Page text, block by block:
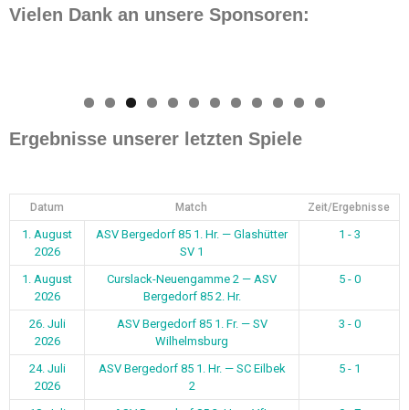
Vielen Dank an unsere Sponsoren:
0 1 2
Ergebnisse unserer letzten Spiele
Datum Match Zeit/Ergebnisse
1. August
2026
ASV Bergedorf 85 1. Hr. — Glashütter
SV 1
1 - 3
1. August
2026
Curslack-Neuengamme 2 — ASV
Bergedorf 85 2. Hr.
5 - 0
26. Juli
2026
ASV Bergedorf 85 1. Fr. — SV
Wilhelmsburg
3 - 0
24. Juli
2026
ASV Bergedorf 85 1. Hr. — SC Eilbek
2
5 - 1